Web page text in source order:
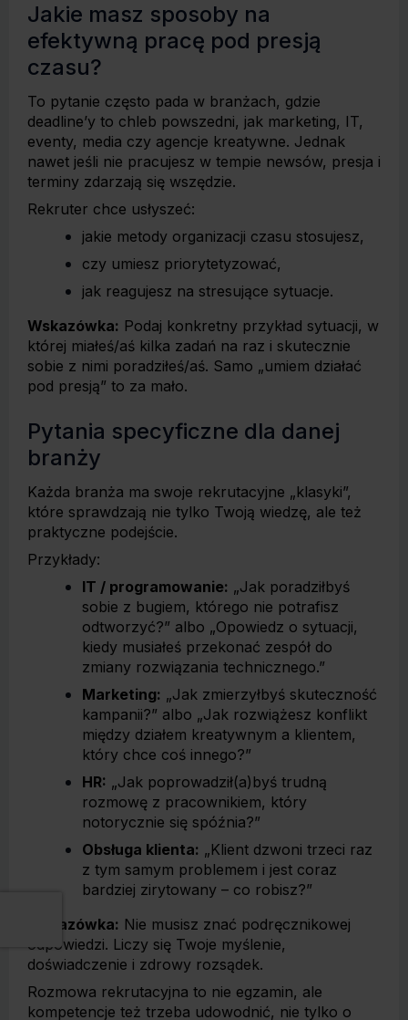
Jakie masz sposoby na
efektywną pracę pod presją
czasu?
To pytanie często pada w branżach, gdzie
deadline’y to chleb powszedni, jak marketing, IT,
eventy, media czy agencje kreatywne. Jednak
nawet jeśli nie pracujesz w tempie newsów, presja i
terminy zdarzają się wszędzie.
Rekruter chce usłyszeć:
jakie metody organizacji czasu stosujesz,
czy umiesz priorytetyzować,
jak reagujesz na stresujące sytuacje.
Wskazówka: Podaj konkretny przykład sytuacji, w
której miałeś/aś kilka zadań na raz i skutecznie
sobie z nimi poradziłeś/aś. Samo „umiem działać
pod presją” to za mało.
Pytania specyficzne dla danej
branży
Każda branża ma swoje rekrutacyjne „klasyki”,
które sprawdzają nie tylko Twoją wiedzę, ale też
praktyczne podejście.
Przykłady:
IT / programowanie: „Jak poradziłbyś
sobie z bugiem, którego nie potrafisz
odtworzyć?” albo „Opowiedz o sytuacji,
kiedy musiałeś przekonać zespół do
zmiany rozwiązania technicznego.”
Marketing: „Jak zmierzyłbyś skuteczność
kampanii?” albo „Jak rozwiążesz konflikt
między działem kreatywnym a klientem,
który chce coś innego?”
HR: „Jak poprowadził(a)byś trudną
rozmowę z pracownikiem, który
notorycznie się spóźnia?”
Obsługa klienta: „Klient dzwoni trzeci raz
z tym samym problemem i jest coraz
bardziej zirytowany – co robisz?”
Wskazówka: Nie musisz znać podręcznikowej
odpowiedzi. Liczy się Twoje myślenie,
doświadczenie i zdrowy rozsądek.
Rozmowa rekrutacyjna to nie egzamin, ale
kompetencje też trzeba udowodnić, nie tylko o